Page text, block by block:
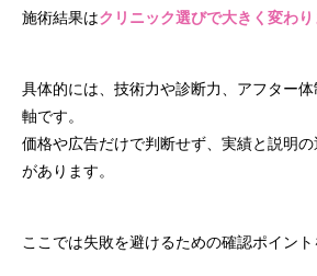
施術結果はクリニック選びで大きく変わ
具体的には、技術力や診断力、アフター
軸です。
価格や広告だけで判断せず、実績と説明
があります。
ここでは失敗を避けるための確認ポイント